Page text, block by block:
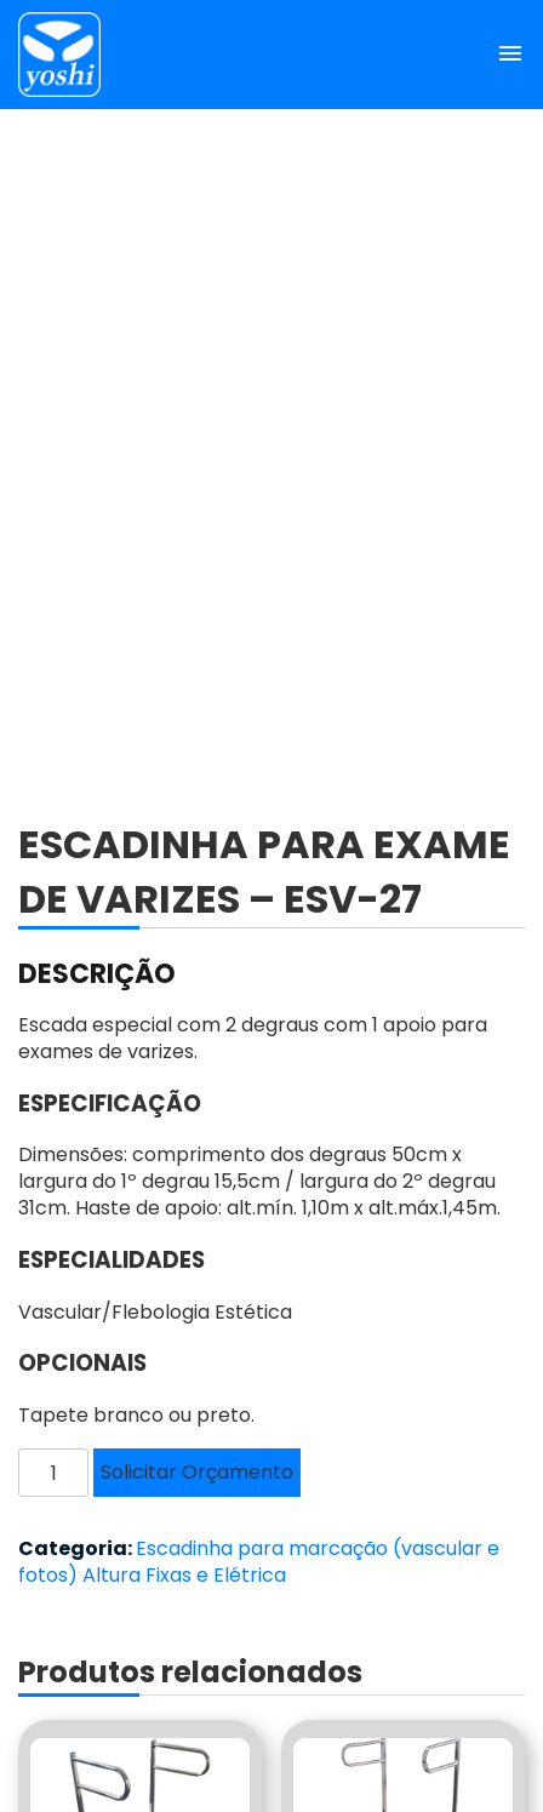
ESCADINHA PARA EXAME
DE VARIZES – ESV-27
DESCRIÇÃO
Escada especial com 2 degraus com 1 apoio para
exames de varizes.
ESPECIFICAÇÃO
Dimensões: comprimento dos degraus 50cm x
largura do 1º degrau 15,5cm / largura do 2º degrau
31cm. Haste de apoio: alt.mín. 1,10m x alt.máx.1,45m.
ESPECIALIDADES
Vascular/Flebologia Estética
OPCIONAIS
Tapete branco ou preto.
ESCADINHA
PARA
DE
VARIZES
quantidade
Solicitar Orçamento
Categoria:Escadinha para marcação (vascular e
fotos) Altura Fixas e Elétrica
Produtos relacionados